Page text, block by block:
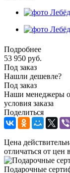
Подробнее
53 950 руб.
Под заказ
Нашли дешевле?
Под заказ
Наши менеджеры
условия заказа
Поделиться
Цена
отличаться от цен
Подарочные